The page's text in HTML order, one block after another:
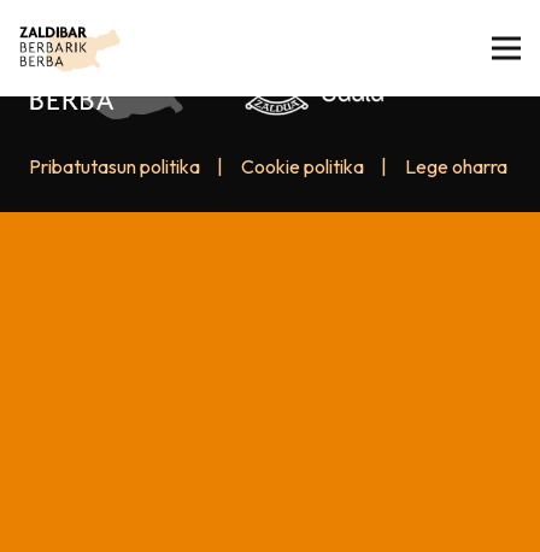
Pribatutasun politika Cookie politika Lege oharra